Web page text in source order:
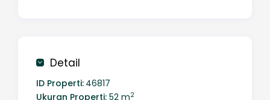
Detail
ID Properti: 46817
Ukuran Properti: 52 m2